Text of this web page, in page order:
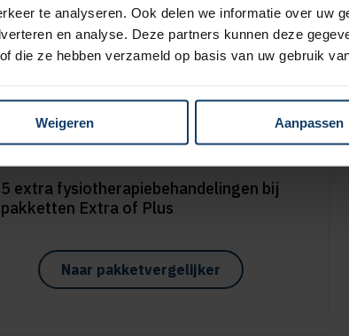
te analyseren. Ook delen we informatie over uw
en analyse. Deze partners kunnen deze
die ze hebben verzameld op basis van uw gebruik
Weigeren Aanpassen
8% korting op alle aanvullende en
5 extra fysiotherapiebehandelingen bij
pakketten Extra of Plus
Naar pakketvergelijker